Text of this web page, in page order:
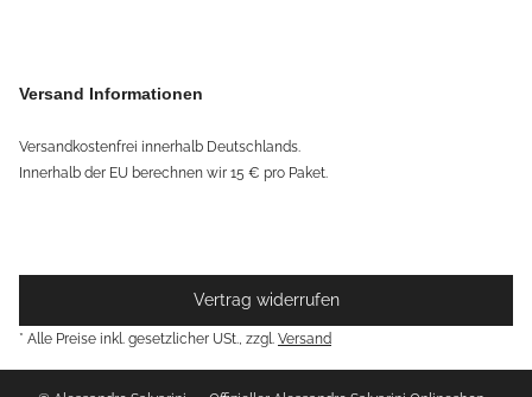
Versand Informationen
Versandkostenfrei innerhalb Deutschlands.
Innerhalb der EU berechnen wir 15 € pro Paket.
Vertrag widerrufen
* Alle Preise inkl. gesetzlicher USt., zzgl. Versand